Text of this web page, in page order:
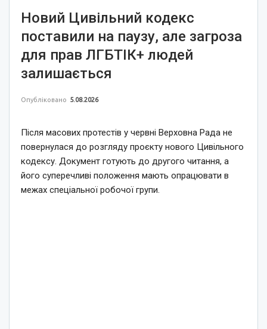
Новий Цивільний кодекс
поставили на паузу, але загроза
для прав ЛГБТІК+ людей
залишається
Опубліковано 5.08.2026
Після масових протестів у червні Верховна Рада не
повернулася до розгляду проєкту нового Цивільного
кодексу. Документ готують до другого читання, а
його суперечливі положення мають опрацювати в
межах спеціальної робочої групи.